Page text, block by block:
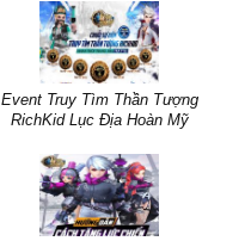
Event Truy Tìm Thần Tượng
RichKid Lục Địa Hoàn Mỹ